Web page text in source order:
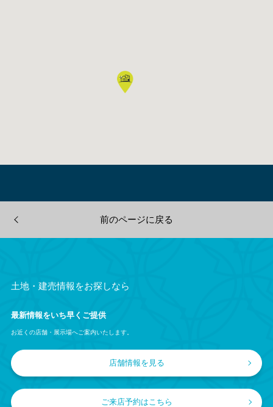
前のページに戻る
土地・建売情報をお探しなら
最新情報をいち早くご提供
お近くの店舗・展示場へご案内いたします。
店舗情報を見る
ご来店予約はこちら